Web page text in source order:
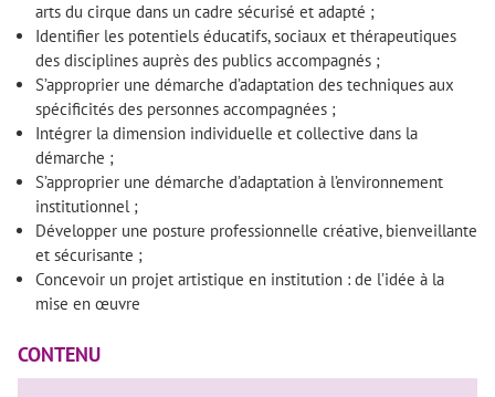
arts du cirque dans un cadre sécurisé et adapté ;
Identifier les potentiels éducatifs, sociaux et thérapeutiques
des disciplines auprès des publics accompagnés ;
S’approprier une démarche d’adaptation des techniques aux
spécificités des personnes accompagnées ;
Intégrer la dimension individuelle et collective dans la
démarche ;
S’approprier une démarche d’adaptation à l’environnement
institutionnel ;
Développer une posture professionnelle créative, bienveillante
et sécurisante ;
Concevoir un projet artistique en institution : de l’idée à la
mise en œuvre
CONTENU